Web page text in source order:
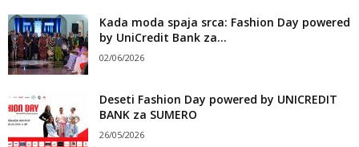
Kada moda spaja srca: Fashion Day powered
by UniCredit Bank za...
02/06/2026
Deseti Fashion Day powered by UNICREDIT
BANK za SUMERO
26/05/2026